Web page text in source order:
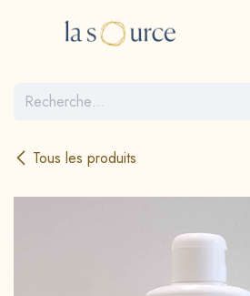
Tous les produits